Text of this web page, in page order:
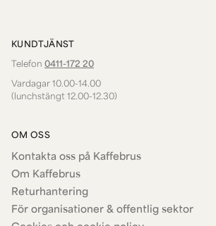
KUNDTJÄNST
Telefon 0411-172 20
Vardagar 10.00-14.00
(lunchstängt 12.00-12.30)
OM OSS
Kontakta oss på Kaffebrus
Om Kaffebrus
Returhantering
För organisationer & offentlig sektor